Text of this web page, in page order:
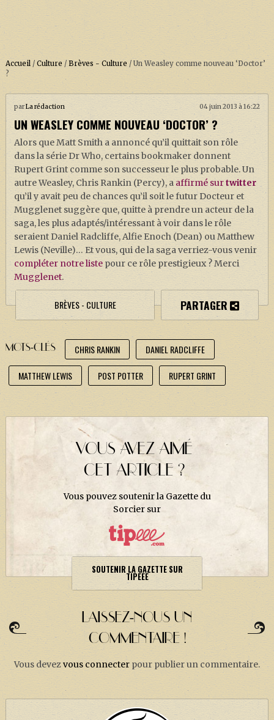
ACCUEIL
À PROPOS
SOUTENEZ-NOUS !
LA SÉRIE HARRY POTTER (REBOOT)
HARRY POTTER : LIVRES
BIOPICS DE HARRY POTTER
LES ANIMAUX FANTASTIQUES
J. K. ROWLING
ARTISANAT MOLDU
FANDOM
CULTURE
PODCASTS
LES GRANDS ARTICLES DE LA GAZETTE
DOSSIERS
Accueil/ Culture / Brèves - Culture / Un Weasley comme nouveau ‘Doctor’
?
parLa rédaction 04 juin 2013 à 16:22
UN WEASLEY COMME NOUVEAU ‘DOCTOR’ ?
Alors que Matt Smith a annoncé qu’il quittait son rôle
dans la série Dr Who, certains bookmaker donnent
Rupert Grint comme son successeur le plus probable. Un
autre Weasley, Chris Rankin (Percy), a affirmé surtwitter
qu’il y avait peu de chances qu’il soit le futur Docteur et
Mugglenet suggère que, quitte à prendre un acteur de la
saga, les plus adaptés/intéressant à voir dans le rôle
seraient Daniel Radcliffe, Alfie Enoch (Dean) ou Matthew
Lewis (Neville)… Et vous, qui de la saga verriez-vous venir
compléter notre listepour ce rôle prestigieux ? Merci
Mugglenet.
BRÈVES - CULTURE PARTAGER
MOTS-CLÉS CHRIS RANKIN DANIEL RADCLIFFE
MATTHEW LEWIS POST POTTER RUPERT GRINT
VOUS AVEZ AIMÉ
CET ARTICLE ?
Vous pouvez soutenir la Gazette du
Sorcier sur
SOUTENIR LA GAZETTE SUR
TIPEEE
LAISSEZ-NOUS UN
COMMENTAIRE !
Vous devezvous connecter pour publier un commentaire.